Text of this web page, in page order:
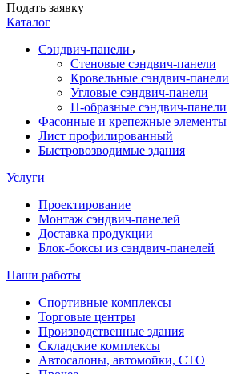
Подать заявку
Каталог
Сэндвич-панели
Стеновые сэндвич-панели
Кровельные сэндвич-панели
Угловые сэндвич-панели
П-образные сэндвич-панели
Фасонные и крепежные элементы
Лист профилированный
Быстровозводимые здания
Услуги
Проектирование
Монтаж сэндвич-панелей
Доставка продукции
Блок-боксы из сэндвич-панелей
Наши работы
Спортивные комплексы
Торговые центры
Производственные здания
Складские комплексы
Автосалоны, автомойки, СТО